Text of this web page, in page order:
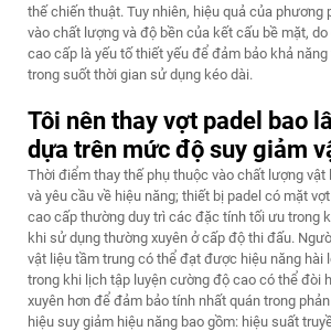
thế chiến thuật. Tuy nhiên, hiệu quả của phương
vào chất lượng và độ bền của kết cấu bề mặt,
cao cấp là yếu tố thiết yếu để đảm bảo khả
trong suốt thời gian sử dụng kéo dài.
Tôi nên thay vợt padel bao
dựa trên mức độ suy giảm
Thời điểm thay thế phụ thuộc vào chất lượng
và yêu cầu về hiệu năng; thiết bị padel có mặt
cao cấp thường duy trì các đặc tính tối ưu trong
khi sử dụng thường xuyên ở cấp độ thi đấu.
vật liệu tầm trung có thể đạt được hiệu năng hài
trong khi lịch tập luyện cường độ cao có thể đòi
xuyên hơn để đảm bảo tính nhất quán trong
hiệu suy giảm hiệu năng bao gồm: hiệu suất